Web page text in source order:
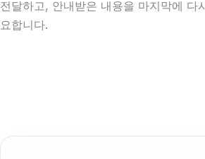
전달하고, 안내받은 내용을 마지막에 다
요합니다.